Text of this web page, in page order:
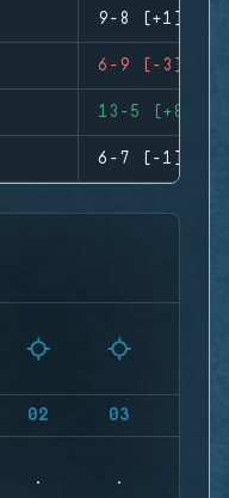
9-8 (+1)
6-9 (-3)
13-5 (+8)
6-7 (-1)
02 03